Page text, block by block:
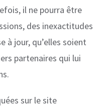
il ne pourra être
des inexactitudes
à jour, qu’elles soient
partenaires qui lui
sur le site